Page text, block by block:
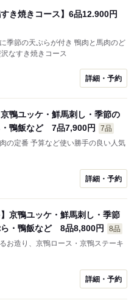
き焼きコース】6品12.900円
天ぷらが付き 鴨肉と馬肉のど
も味わえる 贅沢なすき焼きコース
詳細・予約
京鴨ユッケ・鮮馬刺し・季節の
・鴨飯など 7品7,900円
7品
勝手の良い人気
詳細・予約
】京鴨ユッケ・鮮馬刺し・季節
・鴨飯など 8品8,800円
8品
お造り、京鴨ロース・京鴨ステーキ
詳細・予約